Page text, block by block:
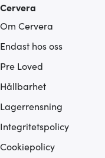
Cervera
Om Cervera
Endast hos oss
Pre Loved
Hållbarhet
Lagerrensning
Integritetspolicy
Cookiepolicy